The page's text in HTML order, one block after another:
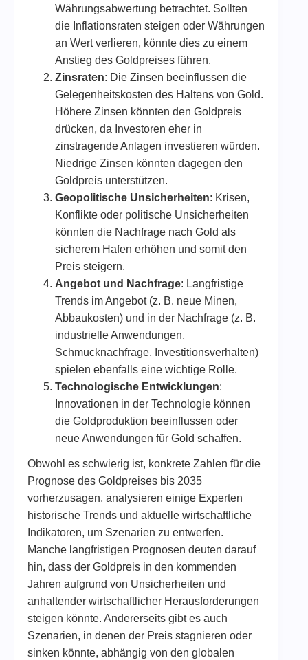
Währungsabwertung betrachtet. Sollten
die Inflationsraten steigen oder Währungen
an Wert verlieren, könnte dies zu einem
Anstieg des Goldpreises führen.
Zinsraten: Die Zinsen beeinflussen die
Gelegenheitskosten des Haltens von Gold.
Höhere Zinsen könnten den Goldpreis
drücken, da Investoren eher in
zinstragende Anlagen investieren würden.
Niedrige Zinsen könnten dagegen den
Goldpreis unterstützen.
Geopolitische Unsicherheiten: Krisen,
Konflikte oder politische Unsicherheiten
könnten die Nachfrage nach Gold als
sicherem Hafen erhöhen und somit den
Preis steigern.
Angebot und Nachfrage: Langfristige
Trends im Angebot (z. B. neue Minen,
Abbaukosten) und in der Nachfrage (z. B.
industrielle Anwendungen,
Schmucknachfrage, Investitionsverhalten)
spielen ebenfalls eine wichtige Rolle.
Technologische Entwicklungen:
Innovationen in der Technologie können
die Goldproduktion beeinflussen oder
neue Anwendungen für Gold schaffen.
Obwohl es schwierig ist, konkrete Zahlen für die
Prognose des Goldpreises bis 2035
vorherzusagen, analysieren einige Experten
historische Trends und aktuelle wirtschaftliche
Indikatoren, um Szenarien zu entwerfen.
Manche langfristigen Prognosen deuten darauf
hin, dass der Goldpreis in den kommenden
Jahren aufgrund von Unsicherheiten und
anhaltender wirtschaftlicher Herausforderungen
steigen könnte. Andererseits gibt es auch
Szenarien, in denen der Preis stagnieren oder
sinken könnte, abhängig von den globalen